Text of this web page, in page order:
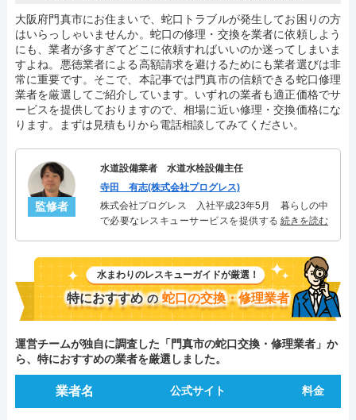
大阪府門真市にお住まいで、蛇口トラブルが発生してお困りの方
はいらっしゃいませんか。蛇口の修理・交換を業者に依頼しよう
にも、業者が多すぎてどこに依頼すればいいのか迷ってしまいま
すよね。悪徳業者による高額請求を避けるためにも業者選びは非
常に重要です。そこで、本記事では門真市の信頼できる蛇口修理
業者を厳選してご紹介しています。いずれの業者も適正価格でサ
ービスを提供しておりますので、相場に近い修理・交換価格にな
ります。まずは見積もりから電話相談してみてください。
監修者
水道設備業者 水道水栓設備主任
寺田 有志(株式会社プログレス)
株式会社プログレス 入社平成23年5月 暮らしの中
で必要なレスキューサービスを提供する株式会社プ
ブルを解決。多くのお客様に信頼される「水道水
栓」のスペシャリスト。
続きを読む
水まわりのレスキューガイドが厳選！
特におすすめ の 蛇口の交換・修理業者
運営チームが独自に調査した「門真市の蛇口交換・修理業者」か
ら、特におすすめの業者を厳選しました。
業者名 公式サイト 料金